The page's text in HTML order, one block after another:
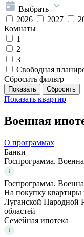
Выбрать
2026
2027
Комнаты
1
2
3
Свободная
Сбросить фильтр
Показать квартир
Военная
О программах
Банки
Госпрограмма.
Госпрограмма.
На покупку
Луганской Народной
областей
Семейная ипотека